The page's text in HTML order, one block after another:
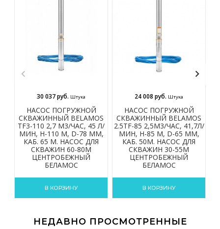
НАСОС ПОГРУЖНОЙ
СКВАЖИННЫЙ BELAMOS
TF3-110 2,7 М3/ЧАС, 45 Л/
МИН, Н-110 М, D-78 ММ,
КАБ. 65 М. НАСОС ДЛЯ
СКВАЖИН 60-80М
ЦЕНТРОБЕЖНЫЙ
БЕЛАМОС
30 037 руб. Штука
В КОРЗИНУ
НАСОС ПОГРУЖНОЙ
СКВАЖИННЫЙ BELAMOS
2.5TF-85 2,5М3/ЧАС, 41,7Л/
МИН, Н-85 М, D-65 ММ,
КАБ. 50М. НАСОС ДЛЯ
СКВАЖИН 30-55М
ЦЕНТРОБЕЖНЫЙ
БЕЛАМОС
24 008 руб. Штука
В КОРЗИНУ
НЕДАВНО ПРОСМОТРЕННЫЕ